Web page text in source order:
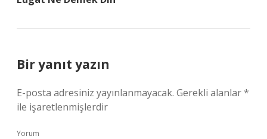
Bir yanıt yazın
E-posta adresiniz yayınlanmayacak. Gerekli alanlar*
ile işaretlenmişlerdir
Yorum